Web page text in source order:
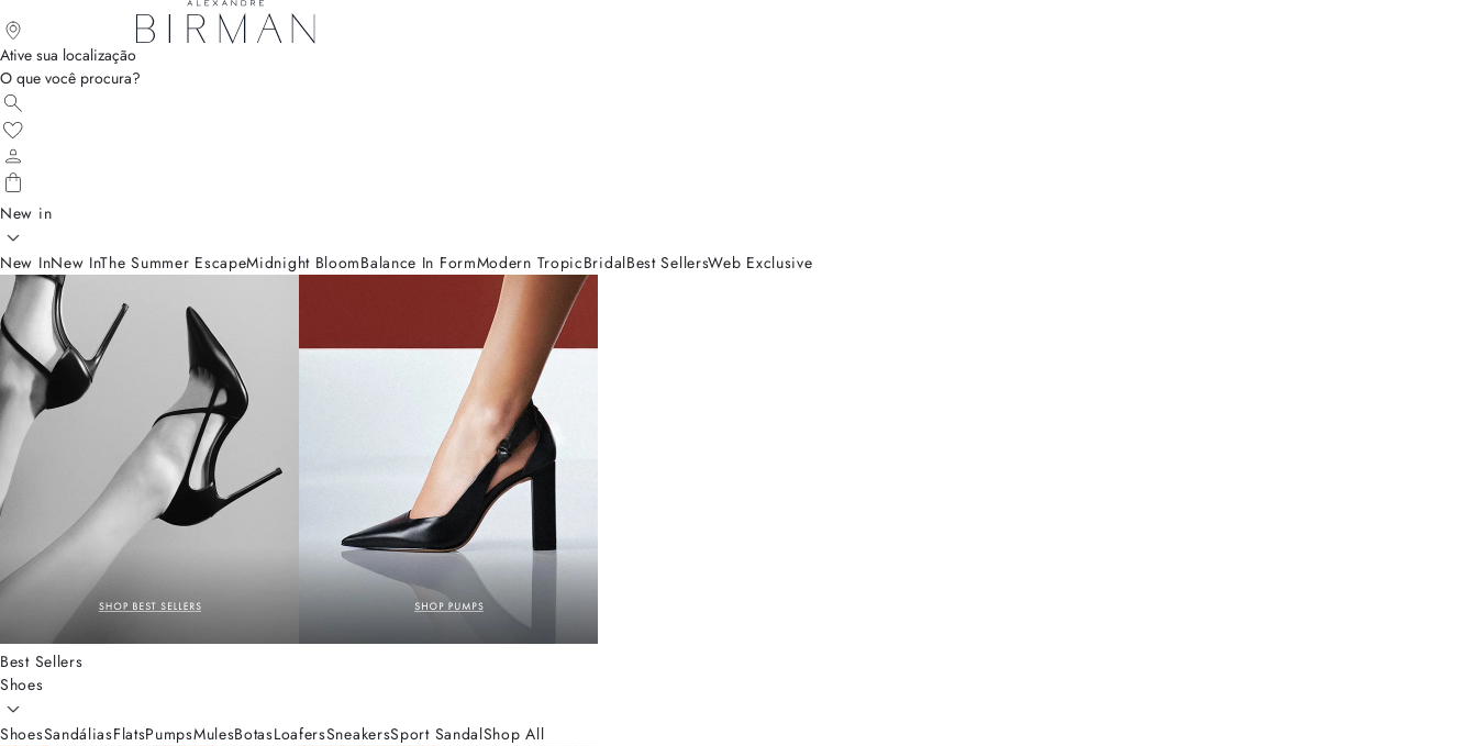
Ative sua localização
O que você procura?
New in
New InNew InThe Summer EscapeMidnight BloomBalance In FormModern TropicBridalBest SellersWeb Exclusive
Best Sellers
Shoes
ShoesSandáliasFlatsPumpsMulesBotasLoafersSneakersSport SandalShop All